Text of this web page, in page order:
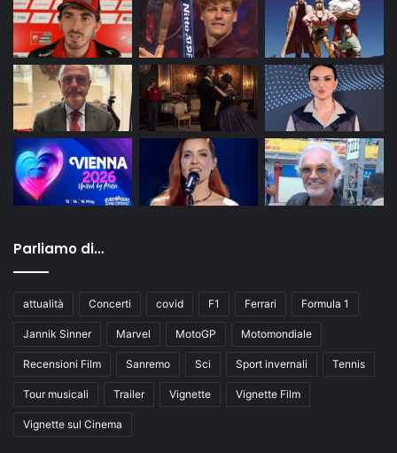
Parliamo di…
attualità Concerti covid F1 Ferrari Formula 1
Jannik Sinner Marvel MotoGP Motomondiale
Recensioni Film Sanremo Sci Sport invernali Tennis
Tour musicali Trailer Vignette Vignette Film
Vignette sul Cinema